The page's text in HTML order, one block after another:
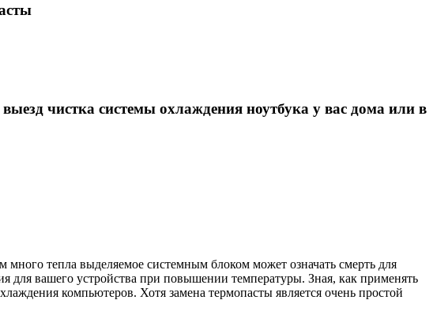
чистка системы охлаждения ноутбука у вас дома или в
тепла выделяемое системным блоком может означать смерть для
для вашего устройства при повышении температуры. Зная, как применять
компьютеров. Хотя замена термопасты является очень простой